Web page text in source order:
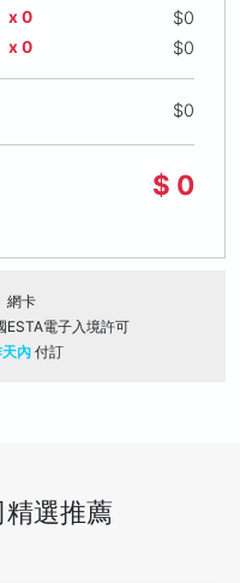
x 0 $0
x 0 $0
$0
$ 0
網卡
ESTA電子入境許可
內付訂
選推薦